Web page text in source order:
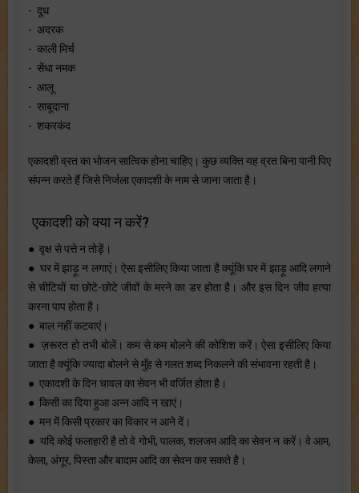
- दूध
- अदरक
- काली मिर्च
- सेंधा नमक
- आलू
- साबूदाना
- शकरकंद
एकादशी व्रत का भोजन सात्विक होना चाहिए। कुछ व्यक्ति यह व्रत बिना पानी पिए
संपन्न करते हैं जिसे निर्जला एकादशी के नाम से जाना जाता है।
एकादशी को क्या न करें?
● वृक्ष से पत्ते न तोड़ें।
● घर में झाड़ू न लगाएं। ऐसा इसीलिए किया जाता है क्यूंकि घर में झाड़ू आदि लगाने
से चीटियों या छोटे-छोटे जीवों के मरने का डर होता है। और इस दिन जीव हत्या
करना पाप होता है।
● बाल नहीं कटवाएं।
● ज़रूरत हो तभी बोलें। कम से कम बोलने की कोशिश करें। ऐसा इसीलिए किया
जाता है क्यूंकि ज्यादा बोलने से मुँह से गलत शब्द निकलने की संभावना रहती है।
● एकादशी के दिन चावल का सेवन भी वर्जित होता है।
● किसी का दिया हुआ अन्न आदि न खाएं।
● मन में किसी प्रकार का विकार न आने दें।
● यदि कोई फलाहारी है तो वे गोभी, पालक, शलजम आदि का सेवन न करें। वे आम,
केला, अंगूर, पिस्ता और बादाम आदि का सेवन कर सकते है।